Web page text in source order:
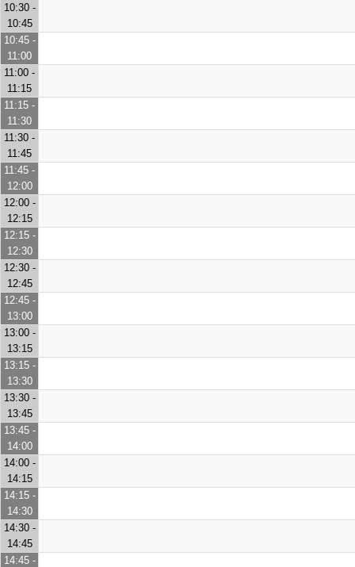
10:30 -
10:45
10:45 -
11:00
11:00 -
11:15
11:15 -
11:30
11:30 -
11:45
11:45 -
12:00
12:00 -
12:15
12:15 -
12:30
12:30 -
12:45
12:45 -
13:00
13:00 -
13:15
13:15 -
13:30
13:30 -
13:45
13:45 -
14:00
14:00 -
14:15
14:15 -
14:30
14:30 -
14:45
14:45 -